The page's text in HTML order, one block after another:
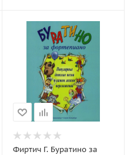
Фиртич Г. Буратино за